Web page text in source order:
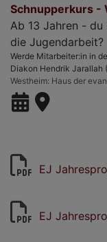
Schnupperkurs -
Ab 13 Jahren - du
die Jugendarbeit?
Werde Mitarbeiter:in in
Diakon Hendrik Jarallah
Westheim Haus der
EJ
EJ